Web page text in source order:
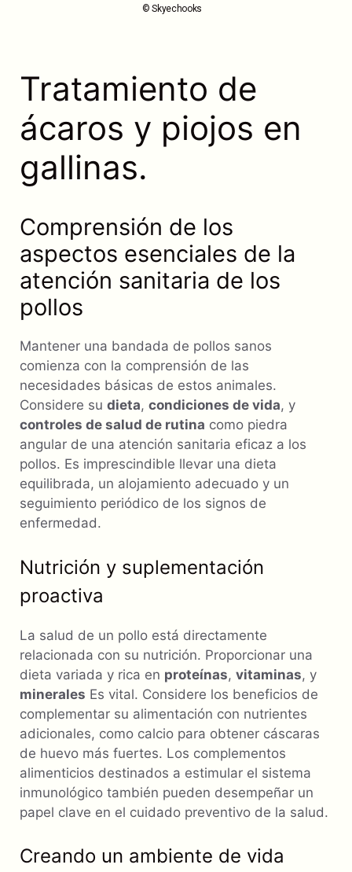
© Skyechooks
Tratamiento de
ácaros y piojos en
gallinas.
Comprensión de los
aspectos esenciales de la
atención sanitaria de los
pollos
Mantener una bandada de pollos sanos
comienza con la comprensión de las
necesidades básicas de estos animales.
Considere su dieta, condiciones de vida, y
controles de salud de rutina como piedra
angular de una atención sanitaria eficaz a los
pollos. Es imprescindible llevar una dieta
equilibrada, un alojamiento adecuado y un
seguimiento periódico de los signos de
enfermedad.
Nutrición y suplementación
proactiva
La salud de un pollo está directamente
relacionada con su nutrición. Proporcionar una
dieta variada y rica en proteínas, vitaminas, y
minerales Es vital. Considere los beneficios de
complementar su alimentación con nutrientes
adicionales, como calcio para obtener cáscaras
de huevo más fuertes. Los complementos
alimenticios destinados a estimular el sistema
inmunológico también pueden desempeñar un
papel clave en el cuidado preventivo de la salud.
Creando un ambiente de vida